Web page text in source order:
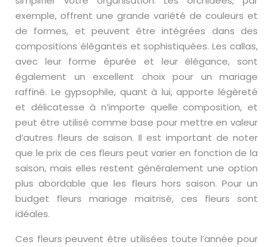
exemple, offrent une grande variété de couleurs et
de formes, et peuvent être intégrées dans des
compositions élégantes et sophistiquées. Les callas,
avec leur forme épurée et leur élégance, sont
également un excellent choix pour un mariage
raffiné. Le gypsophile, quant à lui, apporte légèreté
et délicatesse à n’importe quelle composition, et
peut être utilisé comme base pour mettre en valeur
d’autres fleurs de saison. Il est important de noter
que le prix de ces fleurs peut varier en fonction de la
saison, mais elles restent généralement une option
plus abordable que les fleurs hors saison. Pour un
budget fleurs mariage maitrisé, ces fleurs sont
idéales.
Ces fleurs peuvent être utilisées toute l’année pour